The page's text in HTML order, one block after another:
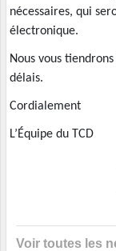
nécessaires, qui
électronique.
Nous vous
délais.
Cordialement
L’Équipe du TCD
Voir toutes les